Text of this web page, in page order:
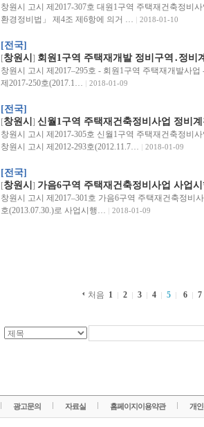
창원시 고시 제2017-307호 대원1구역 주택재건축정비
환경정비법」 제4조 제6항에 의거 …
2018-01-10
[전국]
[창원시 ] 회원1구역 주택재개발 정비구역․정
창원시 고시 제2017–295호 - 회원1구역 주택재개발사
제2017-250호(2017.1…
2018-01-09
[전국]
[창원시 ] 신월1구역 주택재건축정비사업 정비
창원시 고시 제2017-305호 신월1구역 주택재건축정비
창원시 고시 제2012-293호(2012.11.7…
2018-01-09
[전국]
[창원시 ] 가음6구역 주택재건축정비사업 사업
창원시 고시 제2017–301호 가음6구역 주택재건축정비
호(2013.07.30.)로 사업시행…
2018-01-09
처음 1 2 3 4 5 6 7
광고문의 자료실 홈페이지이용약관 개